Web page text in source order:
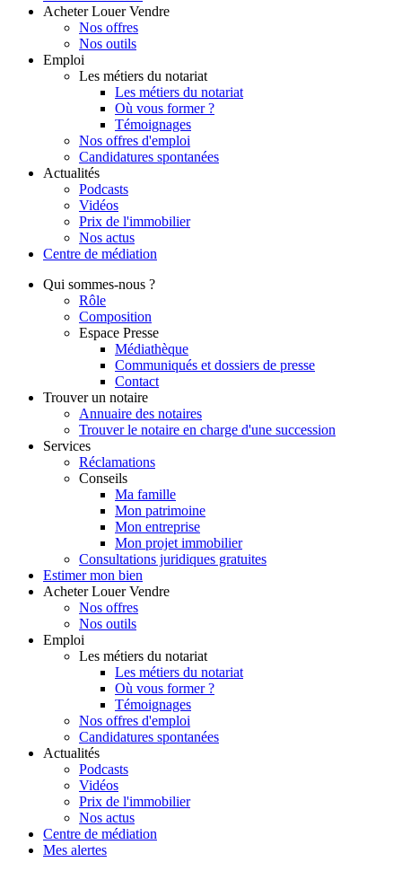
Acheter Louer Vendre
Nos offres
Nos outils
Emploi
Les métiers du notariat
Les métiers du notariat
Où vous former ?
Témoignages
Nos offres d'emploi
Candidatures spontanées
Actualités
Podcasts
Vidéos
Prix de l'immobilier
Nos actus
Centre de médiation
Qui sommes-nous ?
Rôle
Composition
Espace Presse
Médiathèque
Communiqués et dossiers de presse
Contact
Trouver un notaire
Annuaire des notaires
Trouver le notaire en charge d'une succession
Services
Réclamations
Conseils
Ma famille
Mon patrimoine
Mon entreprise
Mon projet immobilier
Consultations juridiques gratuites
Estimer mon bien
Acheter Louer Vendre
Nos offres
Nos outils
Emploi
Les métiers du notariat
Les métiers du notariat
Où vous former ?
Témoignages
Nos offres d'emploi
Candidatures spontanées
Actualités
Podcasts
Vidéos
Prix de l'immobilier
Nos actus
Centre de médiation
Mes alertes